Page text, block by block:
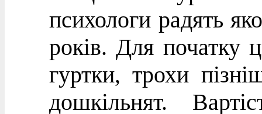
психологи радять
років. Для початку
гуртки, трохи
дошкільнят.